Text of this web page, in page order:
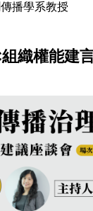
播學系教授
織權能建